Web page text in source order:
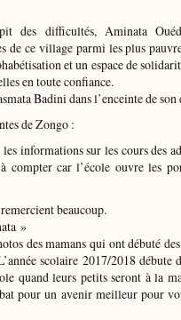
des difficultés, Aminata
de ce village parmi les plus
et un espace de
en toute confiance.
Badini dans l’enceinte de
de Zongo :
informations sur les cours des
compter car l’école ouvre les
beaucoup.
»
des mamans qui ont débuté
scolaire 2017/2018
quand leurs petits seront à la
pour un avenir meilleur pour